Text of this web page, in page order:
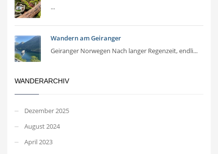
...
Wandern am Geiranger
Geiranger Norwegen Nach langer Regenzeit, endli...
WANDERARCHIV
Dezember 2025
August 2024
April 2023